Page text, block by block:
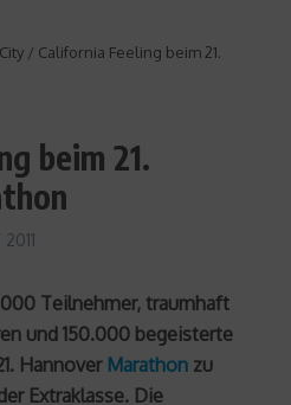
/ California Feeling beim 21.
beim 21.
Teilnehmer, traumhaft
und 150.000 begeisterte
Hannover Marathon zu
Extraklasse. Die